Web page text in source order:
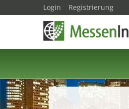
Login Registrierung